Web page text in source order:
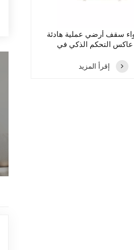
سقف أرضي عملية هادئة
إقرأ المزيد